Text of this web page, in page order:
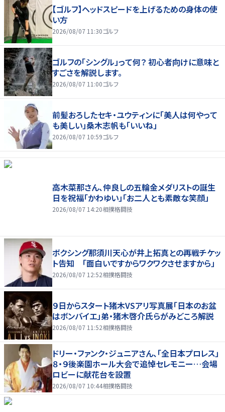
【ゴルフ】ヘッドスピードを上げるための身体の使
い方
2026/08/07 11:30ゴルフ
ゴルフの「シングル」って何？ 初心者向けに意味と
すごさを解説します。
2026/08/07 11:00ゴルフ
前髪おろしたセキ・ユウティンに「美人は何やって
も美しい」桑木志帆も「いいね」
2026/08/07 10:59ゴルフ
高木菜那さん、仲良しの五輪金メダリストの誕生
日を祝福「かわゆい」「お二人とも素敵な笑顔」
2026/08/07 14:20相撲格闘技
ボクシング那須川天心が井上拓真との再戦チケッ
ト告知 「面白いですからワクワクさせますから」
2026/08/07 12:52相撲格闘技
９日からスタート猪木VSアリ写真展「日本のお盆
はボンバイエ」弟・猪木啓介氏らがみどころ解説
2026/08/07 11:52相撲格闘技
ドリー・ファンク・ジュニアさん、「全日本プロレス」
８・９後楽園ホール大会で追悼セレモニー…会場
ロビーに献花台を設置
2026/08/07 10:44相撲格闘技